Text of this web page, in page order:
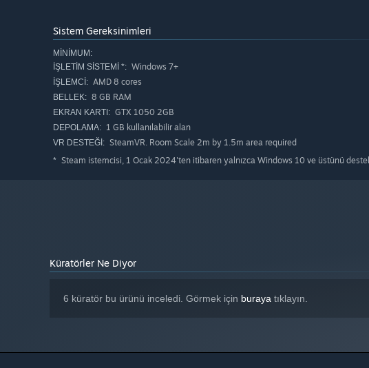
Sistem Gereksinimleri
MINIMUM:
İŞLETIM SISTEMI *: Windows 7+
İŞLEMCI: AMD 8 cores
BELLEK: 8 GB RAM
EKRAN KARTI: GTX 1050 2GB
DEPOLAMA: 1 GB kullanılabilir alan
VR DESTEĞI: SteamVR. Room Scale 2m by 1.5m area required
* Steam istemcisi, 1 Ocak 2024'ten itibaren yalnızca Windows 10 ve üstünü
Küratörler Ne Diyor
6 küratör bu ürünü inceledi. Görmek için buraya tıklayın.